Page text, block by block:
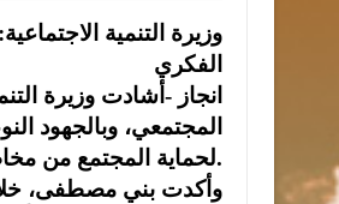
وزيرة التنمية
الفكري
انجاز -أشادت وزيرة
المجتمعي، وبالجهود
لحماية المجتمع من مخاطر التطرف والعنف والسلوكيات السلبية.
وأكدت بني مصطفى،